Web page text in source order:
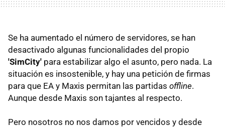
Se ha aumentado el número de servidores, se han
desactivado algunas funcionalidades del propio
'SimCity' para estabilizar algo el asunto, pero nada. La
situación es insostenible, y hay una petición de firmas
para que EA y Maxis permitan las partidas offline.
Aunque desde Maxis son tajantes al respecto.
Pero nosotros no nos damos por vencidos y desde